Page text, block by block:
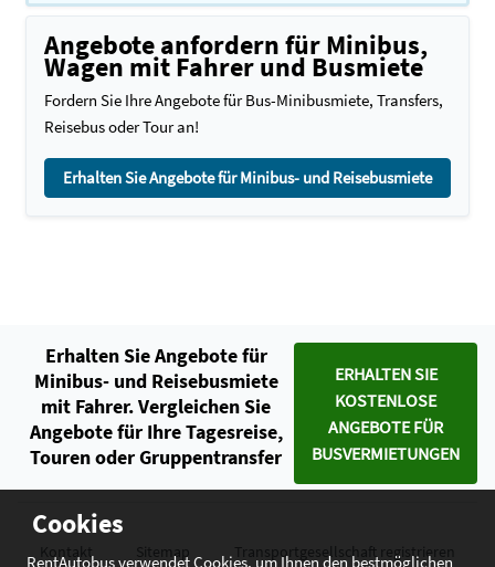
Cookies
RentAutobus verwendet Cookies, um Ihnen den bestmöglichen
Angebote anfordern für Minibus,
Wagen mit Fahrer und Busmiete
Fordern Sie Ihre Angebote für Bus-Minibusmiete, Transfers,
Reisebus oder Tour an!
Erhalten Sie Angebote für Minibus- und Reisebusmiete
Erhalten Sie Angebote für
Minibus- und Reisebusmiete
mit Fahrer. Vergleichen Sie
Angebote für Ihre Tagesreise,
Touren oder Gruppentransfer
ERHALTEN SIE
KOSTENLOSE
ANGEBOTE FÜR
BUSVERMIETUNGEN
Kontakt Sitemap Transportgesellschaft registrieren